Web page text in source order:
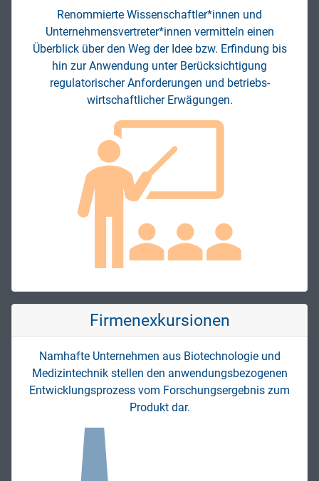
Renommierte Wissenschaftler*innen und
Unternehmens­vertreter*innen vermitteln einen
Überblick über den Weg der Idee bzw. Erfindung bis
hin zur Anwendung unter Berücksichtigung
regulatorischer Anforderungen und betriebs­
wirtschaftlicher Erwägungen.
Firmen­exkursionen
Namhafte Unternehmen aus Biotechnologie und
Medizintechnik stellen den anwendungsbezogenen
Entwicklungsprozess vom Forschungsergebnis zum
Produkt dar.